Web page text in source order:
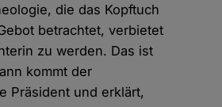
die das Kopftuch
betrachtet, verbietet
zu werden. Das ist
kommt der
Präsident und erklärt,